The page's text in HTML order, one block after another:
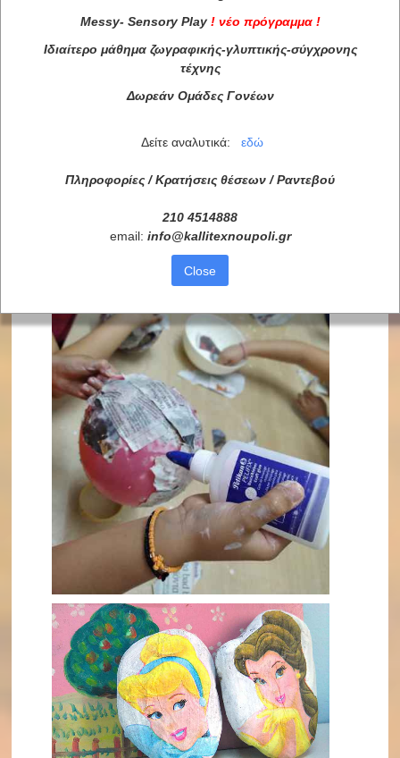
Messy- Sensory Play ! νέο πρόγραμμα !
Ιδιαίτερο μάθημα ζωγραφικής-γλυπτικής-σύγχρονης
τέχνης
Δωρεάν Ομάδες Γονέων
Δείτε αναλυτικά: εδώ
Πληροφορίες / Κρατήσεις θέσεων / Ραντεβού
210 4514888
email: info@kallitexnoupoli.gr
Close